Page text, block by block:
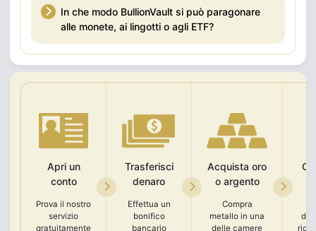
In che modo BullionVault si può paragonare
alle monete, ai lingotti o agli ETF?
Apri un
conto
Prova il nostro
servizio
gratuitamente
Trasferisci
denaro
Effettua un
bonifico
bancario
Acquista oro
o argento
Compra
metallo in una
delle camere